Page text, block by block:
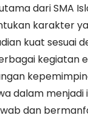
dari SMA
karakter
kuat sesuai
kegiatan
dalam menjadi
dan